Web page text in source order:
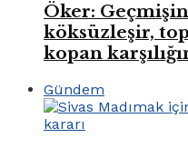
Öker:
köksüzleşir,
kopan
Gündem